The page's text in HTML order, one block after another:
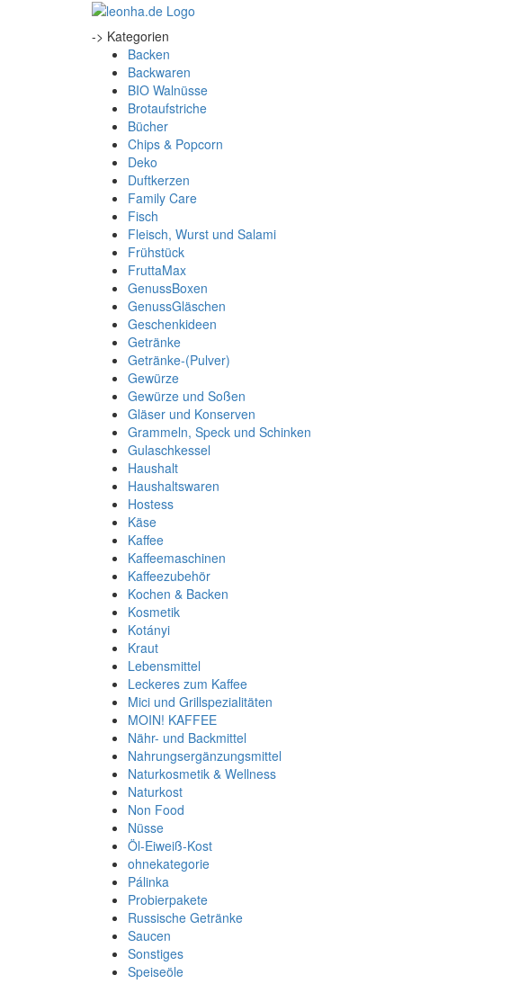
-> Kategorien
Backen
Backwaren
BIO Walnüsse
Brotaufstriche
Bücher
Chips & Popcorn
Deko
Duftkerzen
Family Care
Fisch
Fleisch, Wurst und Salami
Frühstück
FruttaMax
GenussBoxen
GenussGläschen
Geschenkideen
Getränke
Getränke-(Pulver)
Gewürze
Gewürze und Soßen
Gläser und Konserven
Grammeln, Speck und Schinken
Gulaschkessel
Haushalt
Haushaltswaren
Hostess
Käse
Kaffee
Kaffeemaschinen
Kaffeezubehör
Kochen & Backen
Kosmetik
Kotányi
Kraut
Lebensmittel
Leckeres zum Kaffee
Mici und Grillspezialitäten
MOIN! KAFFEE
Nähr- und Backmittel
Nahrungsergänzungsmittel
Naturkosmetik & Wellness
Naturkost
Non Food
Nüsse
Öl-Eiweiß-Kost
ohnekategorie
Pálinka
Probierpakete
Russische Getränke
Saucen
Sonstiges
Speiseöle